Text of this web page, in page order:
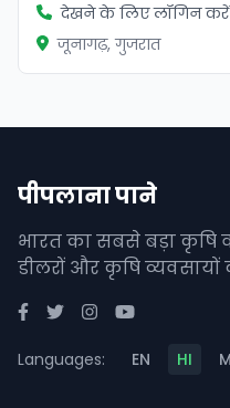
देखने के लिए लॉगिन करें
जूनागढ़, गुजरात
पीपलाना पाने
भारत का सबसे बड़ा कृषि
डीलरों और कृषि व्यवसायों
Languages: EN HI